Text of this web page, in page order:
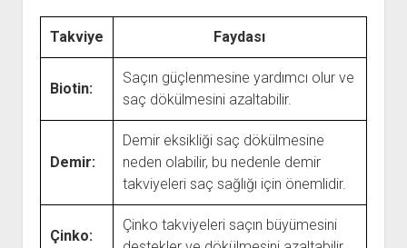
Takviye Faydası
Biotin:
Saçın güçlenmesine yardımcı olur ve
saç dökülmesini azaltabilir.
Demir:
Demir eksikliği saç dökülmesine
neden olabilir, bu nedenle demir
takviyeleri saç sağlığı için önemlidir.
Çinko:
Çinko takviyeleri saçın büyümesini